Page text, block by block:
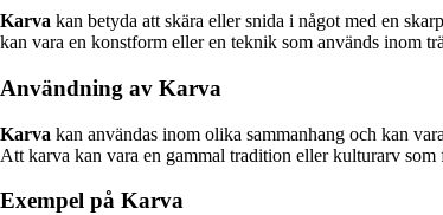
Karva kan betyda att skära eller snida i något med en
kan vara en konstform eller en teknik som används inom
Användning av Karva
Karva kan användas inom olika sammanhang och kan
Att karva kan vara en gammal tradition eller kulturarv som
Exempel på Karva